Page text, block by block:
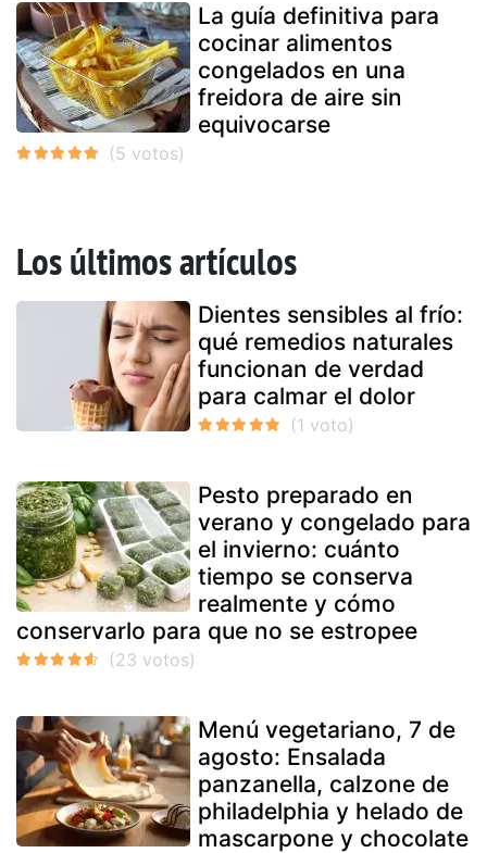
La guía definitiva para
cocinar alimentos
congelados en una
freidora de aire sin
equivocarse
Los últimos artículos
Dientes sensibles al frío:
qué remedios naturales
funcionan de verdad
para calmar el dolor
Pesto preparado en
verano y congelado para
el invierno: cuánto
tiempo se conserva
realmente y cómo
conservarlo para que no se estropee
Menú vegetariano, 7 de
agosto: Ensalada
panzanella, calzone de
philadelphia y helado de
mascarpone y chocolate